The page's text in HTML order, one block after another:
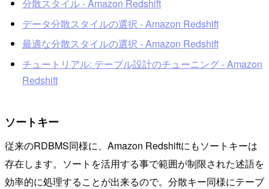
分散スタイル - Amazon Redshift
データ分散スタイルの選択 - Amazon Redshift
最適な分散スタイルの選択 - Amazon Redshift
チュートリアル: テーブル設計のチューニング - Amazon
Redshift
ソートキー
従来のRDBMS同様に、Amazon Redshiftにもソートキーは
存在します。ソートを活用する事で範囲が制限された述語を
効率的に処理することが出来るので。分散キー同様にテーブ